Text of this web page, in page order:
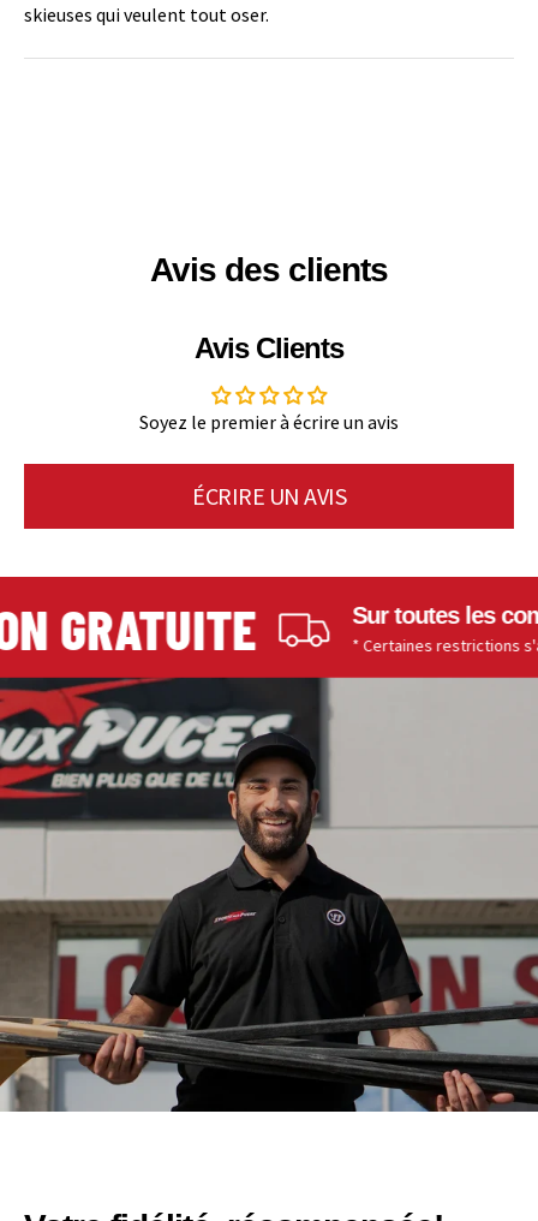
skieuses qui veulent tout oser.
Avis des clients
Avis Clients
Soyez le premier à écrire un avis
ÉCRIRE UN AVIS
GRATUITE Sur toutes les
* Certaines restrictions